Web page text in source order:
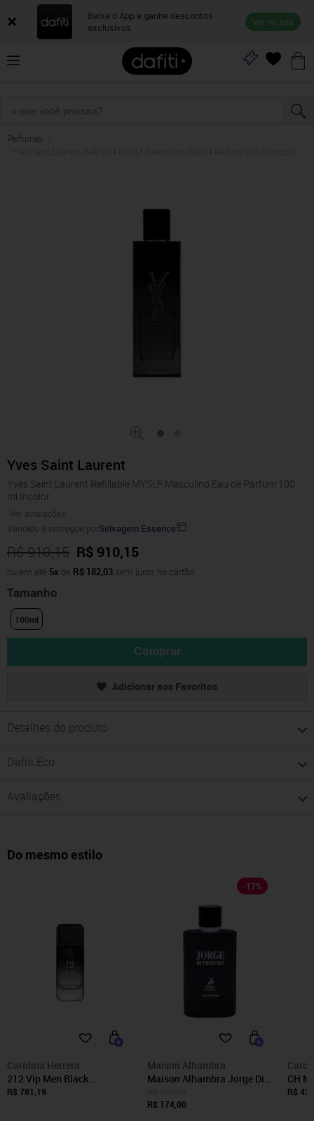
Baixe o App e ganhe descontos
exclusivos
Ver no app
Perfumes
Yves Saint Laurent
Yves Saint Laurent Refillable MYSLF Masculino Eau de Parfum 100
ml Incolor
Ver avaliações
Vendido e entregue porSelvagem Essence
R$ 910,15 R$ 910,15
ou em até 5x de R$ 182,03 sem juros no cartão
Tamanho
100ml
Comprar
Adicionar aos Favoritos
Detalhes do produto
Dafiti Eco
Avaliações
Do mesmo estilo
Carolina Herrera
212 Vip Men Black
Masculino Eau de Parfum
R$ 781,19
-17%
Maison Alhambra
Maison Alhambra Jorge Di
Perfume Masculino 100ml
R$ 174,00
CH
R$